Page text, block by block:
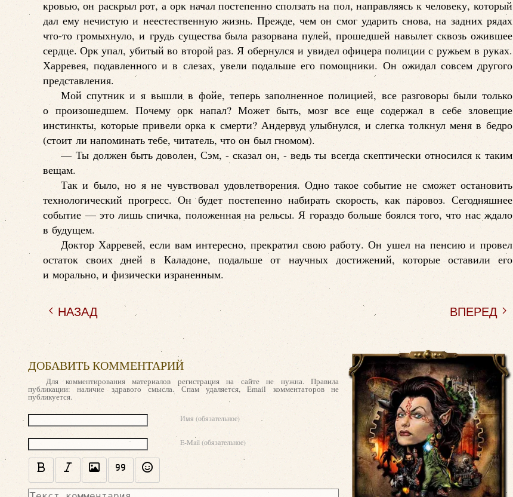
кровью, он раскрыл рот, а орк начал постепенно сползать на пол, направляясь к человеку, который
дал ему нечистую и неестественную жизнь. Прежде, чем он смог ударить снова, на задних рядах
что-то громыхнуло, и грудь существа была разорвана пулей, прошедшей навылет сквозь ожившее
сердце. Орк упал, убитый во второй раз. Я обернулся и увидел офицера полиции с ружьем в руках.
Харревея, подавленного и в слезах, увели подальше его помощники. Он ожидал совсем другого
представления.
Мой спутник и я вышли в фойе, теперь заполненное полицией, все разговоры были только
о произошедшем. Почему орк напал? Может быть, мозг все еще содержал в себе зловещие
инстинкты, которые привели орка к смерти? Андервуд улыбнулся, и слегка толкнул меня в бедро
(стоит ли напоминать тебе, читатель, что он был гномом).
— Ты должен быть доволен, Сэм, - сказал он, - ведь ты всегда скептически относился к таким
вещам.
Так и было, но я не чувствовал удовлетворения. Одно такое событие не сможет остановить
технологический прогресс. Он будет постепенно набирать скорость, как паровоз. Сегодняшнее
событие — это лишь спичка, положенная на рельсы. Я гораздо больше боялся того, что нас ждало
в будущем.
Доктор Харревей, если вам интересно, прекратил свою работу. Он ушел на пенсию и провел
остаток своих дней в Каладоне, подальше от научных достижений, которые оставили его
и морально, и физически израненным.
НАЗАД ВПЕРЕД
ДОБАВИТЬ КОММЕНТАРИЙ
Для комментирования материалов регистрация на сайте не нужна. Правила
публикации: наличие здравого смысла. Спам удаляется, Email комментаторов не
публикуется.
Имя (обязательное)
E-Mail (обязательное)
Текст комментария